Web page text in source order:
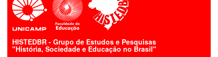
HISTEDBR - Grupo de Estudos e Pesquisas
"História, Sociedade e Educação no Brasil"